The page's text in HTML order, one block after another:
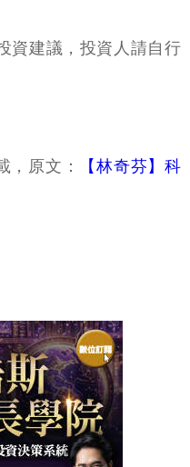
資建議，投資人請自行
，原文：
【林奇芬】科